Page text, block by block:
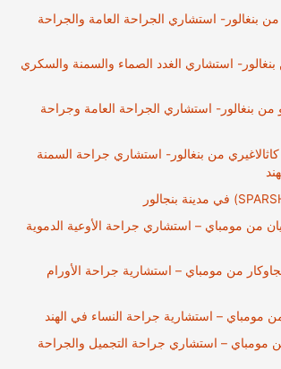
بنغالور- استشاري الجراحة العامة والجراحة
بنغالور- استشاري الغدد الصماء والسمنة والسكري
من بنغالور- استشاري الجراحة العامة وجراحة
كاثالاغيري من بنغالور- استشاري جراحة السمنة
من مومباي – استشاري جراحة الأوعية الدموية
من مومباي – استشارية جراحة الأورام
مومباي – استشارية جراحة النساء في الهند
مومباي – استشاري جراحة التجميل والجراحة